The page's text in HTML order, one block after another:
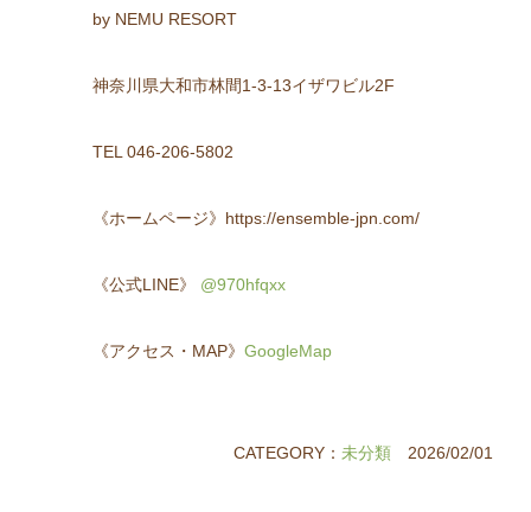
by NEMU RESORT
神奈川県大和市林間1-3-13イザワビル2F
TEL 046-206-5802
《ホームページ》https://ensemble-jpn.com/
《公式LINE》 @970hfqxx
《アクセス・MAP》GoogleMap
CATEGORY： 未分類 2026/02/01